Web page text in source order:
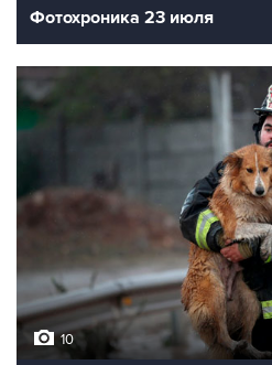
Фотохроника 23 июля
10